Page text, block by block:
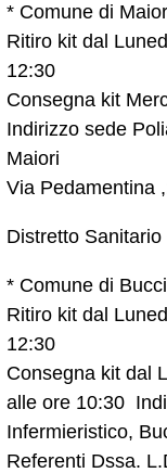
* Comune di
Ritiro kit dal
12:30
Consegna kit
Indirizzo sede
Maiori
Via Pedamentina
Distretto Sanitario
* Comune di
Ritiro kit dal
12:30
Consegna kit dal
alle ore 10:30
Infermieristico,
Referenti Dssa.